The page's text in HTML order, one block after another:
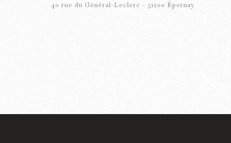
40 rue du Général-Leclerc - 51200 Épernay